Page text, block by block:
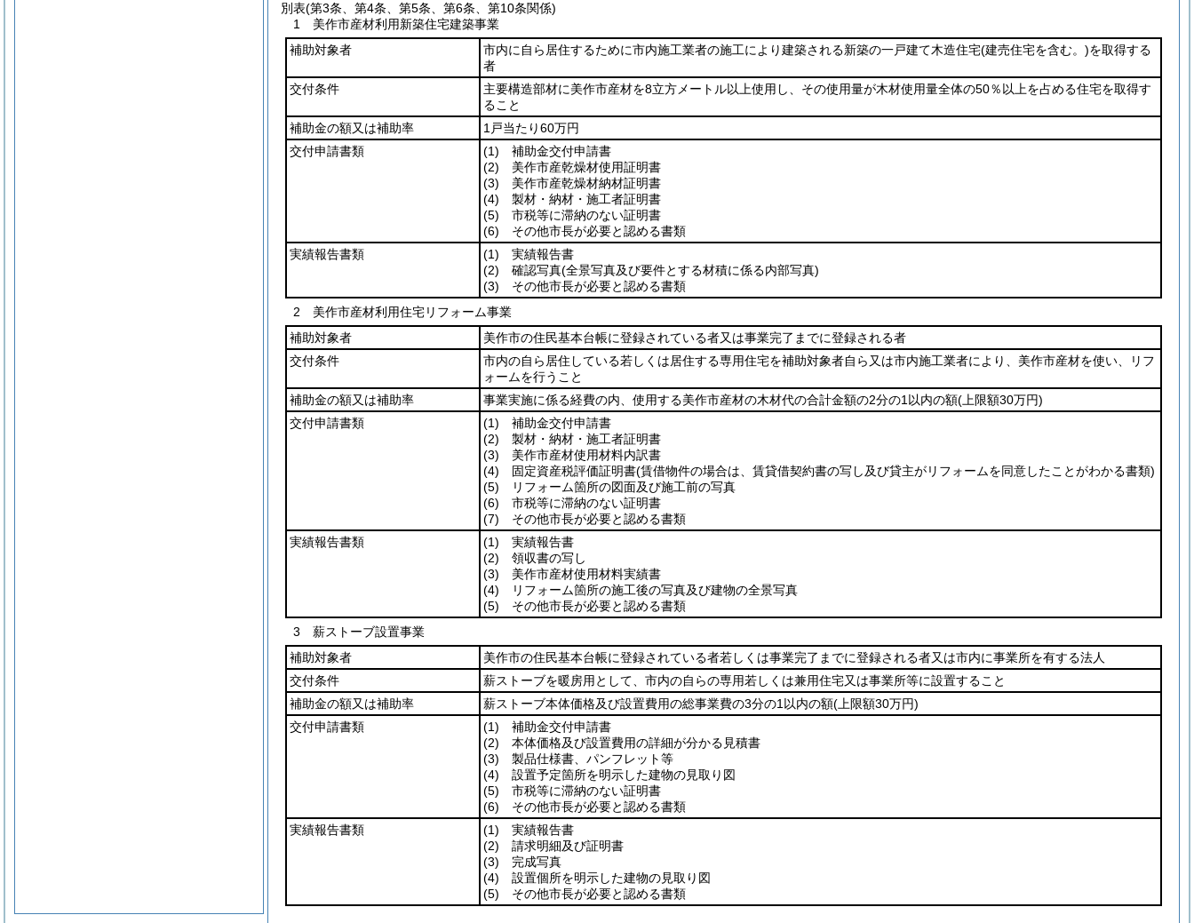
別表(第3条、第4条、第5条、第6条、第10条関係)
1 美作市産材利用新築住宅建築事業
補助対象者
市内に自ら居住するために市内施工業者の施工により建築される新築の一戸建て木造住宅(建売住宅を含む。)を取得する
者
交付条件
主要構造部材に美作市産材を8立方メートル以上使用し、その使用量が木材使用量全体の50％以上を占める住宅を取得す
ること
補助金の額又は補助率
1戸当たり60万円
交付申請書類
(1) 補助金交付申請書
(2) 美作市産乾燥材使用証明書
(3) 美作市産乾燥材納材証明書
(4) 製材・納材・施工者証明書
(5) 市税等に滞納のない証明書
(6) その他市長が必要と認める書類
実績報告書類
(1) 実績報告書
(2) 確認写真(全景写真及び要件とする材積に係る内部写真)
(3) その他市長が必要と認める書類
2 美作市産材利用住宅リフォーム事業
補助対象者
美作市の住民基本台帳に登録されている者又は事業完了までに登録される者
交付条件
市内の自ら居住している若しくは居住する専用住宅を補助対象者自ら又は市内施工業者により、美作市産材を使い、リフ
ォームを行うこと
補助金の額又は補助率
事業実施に係る経費の内、使用する美作市産材の木材代の合計金額の2分の1以内の額(上限額30万円)
交付申請書類
(1) 補助金交付申請書
(2) 製材・納材・施工者証明書
(3) 美作市産材使用材料内訳書
(4) 固定資産税評価証明書(賃借物件の場合は、賃貸借契約書の写し及び貸主がリフォームを同意したことがわかる書類)
(5) リフォーム箇所の図面及び施工前の写真
(6) 市税等に滞納のない証明書
(7) その他市長が必要と認める書類
実績報告書類
(1) 実績報告書
(2) 領収書の写し
(3) 美作市産材使用材料実績書
(4) リフォーム箇所の施工後の写真及び建物の全景写真
(5) その他市長が必要と認める書類
3 薪ストーブ設置事業
補助対象者
美作市の住民基本台帳に登録されている者若しくは事業完了までに登録される者又は市内に事業所を有する法人
交付条件
薪ストーブを暖房用として、市内の自らの専用若しくは兼用住宅又は事業所等に設置すること
補助金の額又は補助率
薪ストーブ本体価格及び設置費用の総事業費の3分の1以内の額(上限額30万円)
交付申請書類
(1) 補助金交付申請書
(2) 本体価格及び設置費用の詳細が分かる見積書
(3) 製品仕様書、パンフレット等
(4) 設置予定箇所を明示した建物の見取り図
(5) 市税等に滞納のない証明書
(6) その他市長が必要と認める書類
実績報告書類
(1) 実績報告書
(2) 請求明細及び証明書
(3) 完成写真
(4) 設置個所を明示した建物の見取り図
(5) その他市長が必要と認める書類